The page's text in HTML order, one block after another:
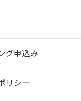
グ申込み
リシー
お問い合わせはこちら